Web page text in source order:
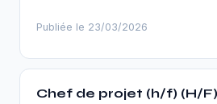
Publiée le 23/03/2026
Chef de projet (h/f) (H/F)